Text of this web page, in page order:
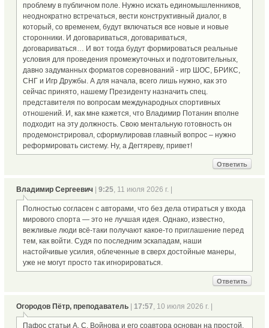
проблему в публичном поле. Нужно искать единомышленников,
неоднократно встречаться, вести конструктивный диалог, в
который, со временем, будут включаться все новые и новые
сторонники. И договариваться, договариваться,
договариваться… И вот тогда будут формироваться реальные
условия для проведения промежуточных и подготовительных,
давно задуманных форматов соревнований - игр ШОС, БРИКС,
СНГ и Игр Дружбы. А для начала, всего лишь нужно, как это
сейчас принято, нашему Президенту назначить спец.
представителя по вопросам международных спортивных
отношений. И, как мне кажется, что Владимир Потанин вполне
подходит на эту должность. Свою ментальную готовность он
продемонстрировал, сформулировав главный вопрос – нужно
реформировать систему. Ну, а Дегтяреву, привет!
Ответить
Владимир Сергеевич | 9:25 , 11 июля 2026 г. |
Полностью согласен с авторами, что без дела отираться у входа
мирового спорта — это не лучшая идея. Однако, известно,
вежливые люди всё-таки получают какое-то приглашение перед
тем, как войти. Судя по последним эскападам, наши
настойчивые усилия, облеченные в сверх достойные манеры,
уже не могут просто так игнорироваться.
Ответить
Огородов Пётр, преподаватель | 17:57 , 10 июля 2026 г. |
Пафос статьи А. С. Войнова и его соавтора основан на простой,